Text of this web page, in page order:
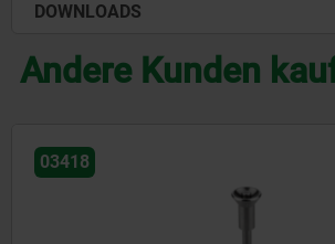
DOWNLOADS
Andere Kunden
03415